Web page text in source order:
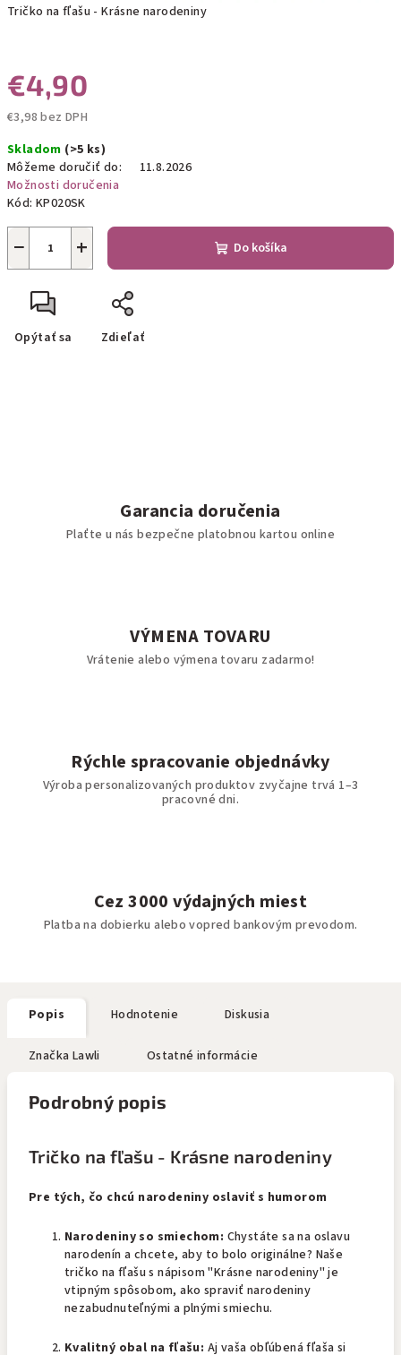
Tričko na fľašu - Krásne narodeniny
€4,90
€3,98 bez DPH
cena:
Skladom (>5 ks)
Môžeme doručiť do:
11.8.2026
Možnosti doručenia
Kód: KP020SK
+
− Do košíka
Opýtať sa Zdieľať
Garancia doručenia
Plaťte u nás bezpečne platobnou kartou online
VÝMENA TOVARU
Vrátenie alebo výmena tovaru zadarmo!
Rýchle spracovanie objednávky
Výroba personalizovaných produktov zvyčajne trvá 1–3
pracovné dni.
Cez 3000 výdajných miest
Platba na dobierku alebo vopred bankovým prevodom.
Popis Hodnotenie Diskusia
Značka Lawli Ostatné informácie
Podrobný popis
Tričko na fľašu - Krásne narodeniny
Pre tých, čo chcú narodeniny oslaviť s humorom
Narodeniny so smiechom: Chystáte sa na oslavu
narodenín a chcete, aby to bolo originálne? Naše
tričko na fľašu s nápisom "Krásne narodeniny" je
vtipným spôsobom, ako spraviť narodeniny
nezabudnuteľnými a plnými smiechu.
Kvalitný obal na fľašu: Aj vaša obľúbená fľaša si